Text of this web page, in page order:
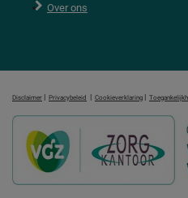
Over ons
Disclaimer | Privacybeleid | Cookieverklaring |